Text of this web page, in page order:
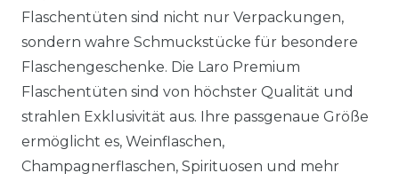
Flaschentüten sind nicht nur Verpackungen,
sondern wahre Schmuckstücke für besondere
Flaschengeschenke. Die Laro Premium
Flaschentüten sind von höchster Qualität und
strahlen Exklusivität aus. Ihre passgenaue Größe
ermöglicht es, Weinflaschen,
Champagnerflaschen, Spirituosen und mehr